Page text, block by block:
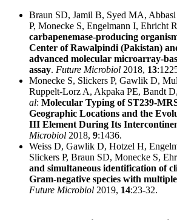
Braun SD, Jamil B, Syed MA,
P, Monecke S, Engelmann I, Ehricht
carbapenemase-producing
Center of Rawalpindi (Pakistan)
advanced molecular microarray-
assay. Future Microbiol 2018, 13
Monecke S, Slickers P, Gawlik D,
Ruppelt-Lorz A, Akpaka PE, Bandt
al: Molecular Typing of ST239-
Geographic Locations and the
III Element During Its
Microbiol 2018, 9:1436.
Weiss D, Gawlik D, Hotzel H,
Slickers P, Braun SD, Monecke S,
and simultaneous identification of
Gram-negative species with
Future Microbiol 2019, 14:23-32.